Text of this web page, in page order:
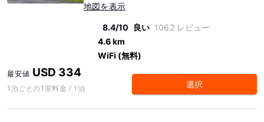
地図を表示
8.4/10 良い 1062 レビュー
4.6 km
WiFi (無料)
最安値 USD 334
1泊ごとの1室料金 / 1泊 選択